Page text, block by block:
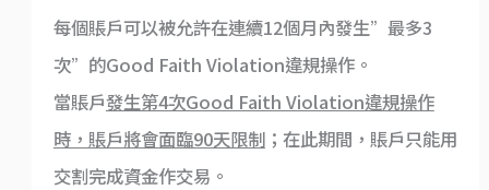
每個賬戶可以被允許在連續12個月內發生”最多3
次”的Good Faith Violation違規操作。
當賬戶發生第4次Good Faith Violation違規操作
時，賬戶將會面臨90天限制；在此期間，賬戶只能用
交割完成資金作交易。